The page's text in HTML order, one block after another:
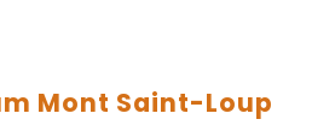
Mont Saint-Loup